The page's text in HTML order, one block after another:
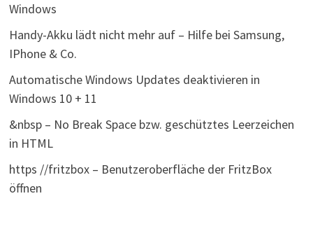
Windows
Handy-Akku lädt nicht mehr auf – Hilfe bei Samsung,
IPhone & Co.
Automatische Windows Updates deaktivieren in
Windows 10 + 11
&nbsp – No Break Space bzw. geschütztes Leerzeichen
in HTML
https //fritzbox – Benutzeroberfläche der FritzBox
öffnen